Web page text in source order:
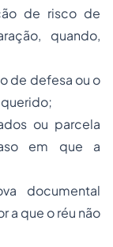
de risco de
quando,
de defesa ou o
ou parcela
em que a
documental
a que o réu não